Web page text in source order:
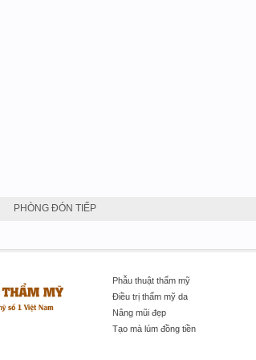
PHÒNG ĐÓN TIẾP
Phẫu thuật thẩm mỹ
Điều trị thẩm mỹ da
Nâng mũi đẹp
Tạo mà lúm đồng tiền